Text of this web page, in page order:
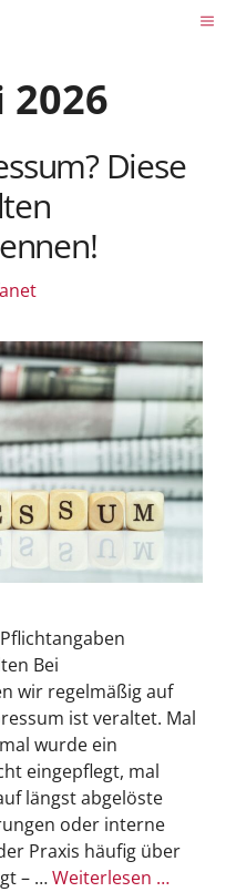
2026
Diese
Bei
wir regelmäßig auf
ist veraltet. Mal
wurde ein
eingepflegt, mal
längst abgelöste
oder interne
Praxis häufig über
– …Weiterlesen …